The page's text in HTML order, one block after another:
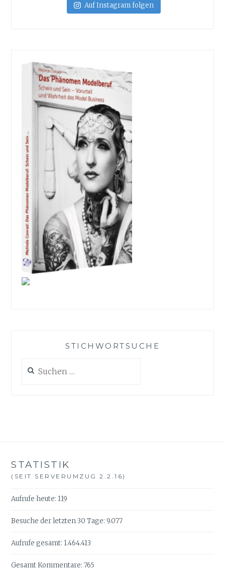
Auf Instagram folgen
STICHWORTSUCHE
nach:
STATISTIK
(SEIT SERVERUMZUG 2.2.16)
Aufrufe heute: 119
Besuche der letzten 30 Tage:9.077
Aufrufe gesamt: 1.464.413
Gesamt Kommentare:765